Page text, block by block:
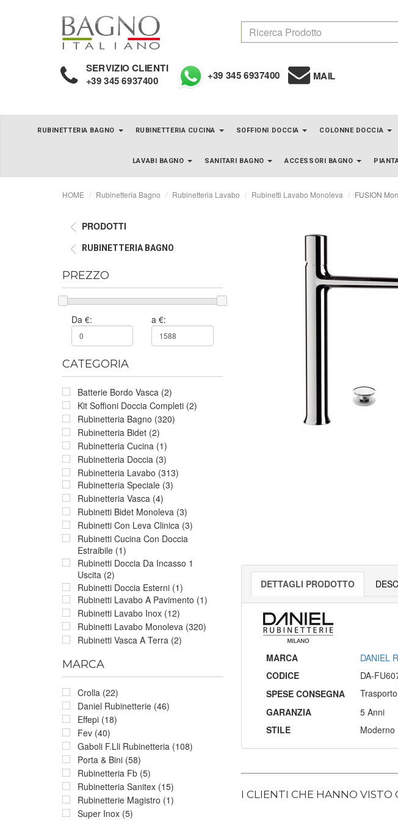
SERVIZIO CLIENTI
+39 345 6937400 +39 345 6937400 MAIL
RUBINETTERIA BAGNO RUBINETTERIA CUCINA SOFFIONI DOCCIA COLONNE DOCCIA
LAVABI BAGNO SANITARI BAGNO ACCESSORI BAGNO
HOME Rubinetteria Bagno Rubinetteria Lavabo Rubinetti Lavabo Monoleva FUSION
PRODOTTI
RUBINETTERIA BAGNO
PREZZO
Da €: a €:
CATEGORIA
Batterie Bordo Vasca (2)
Kit Soffioni Doccia Completi (2)
Rubinetteria Bagno (320)
Rubinetteria Bidet (2)
Rubinetteria Cucina (1)
Rubinetteria Doccia (3)
Rubinetteria Lavabo (313)
Rubinetteria Speciale (3)
Rubinetteria Vasca (4)
Rubinetti Bidet Monoleva (3)
Rubinetti Con Leva Clinica (3)
Rubinetti Cucina Con Doccia
Estraibile (1)
Rubinetti Doccia Da Incasso 1
Uscita (2)
Rubinetti Doccia Esterni (1)
Rubinetti Lavabo A Pavimento (1)
Rubinetti Lavabo Inox (12)
Rubinetti Lavabo Monoleva (320)
Rubinetti Vasca A Terra (2)
MARCA
Crolla (22)
Daniel Rubinetterie (46)
Effepi (18)
Fev (40)
Gaboli F.Lli Rubinetteria (108)
Porta & Bini (58)
Rubinetteria Fb (5)
Rubinetteria Sanitex (15)
Rubinetterie Magistro (1)
Super Inox (5)
DETTAGLI PRODOTTO
MARCA
DANIEL
CODICE
DA-
SPESE CONSEGNA
Trasporto
GARANZIA
5 Anni
STILE
Moderno
I CLIENTI CHE HANNO VISTO